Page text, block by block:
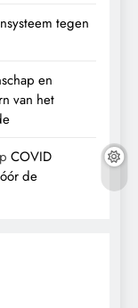
tegen
en
van het
COVID
de